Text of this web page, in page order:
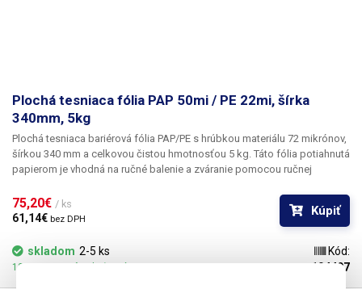
Plochá tesniaca fólia PAP 50mi / PE 22mi, šírka
340mm, 5kg
Plochá tesniaca bariérová fólia PAP/PE s hrúbkou materiálu 72 mikrónov,
šírkou 340 mm a celkovou čistou hmotnosťou 5 kg.
papierom je vhodná na ručné balenie a zváranie pomocou ručnej
napríklad potravinárskych výrobkov, PE vrstva zabraňuje úniku, tento typ
fólie sa používa napríklad na balenie krájaných salám a mäsových
75,20€ / ks
61,14€ bez DPH
Kúpiť
skladom 2-5 ks
12.08.2026 môže byť u Vás
Kód:
104497